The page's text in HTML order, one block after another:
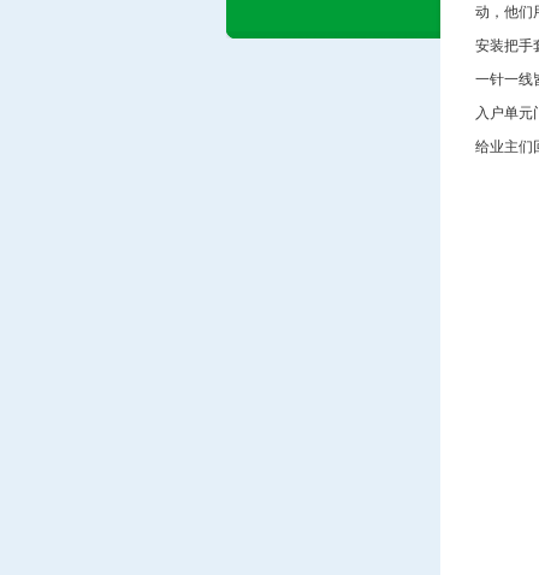
动，他们
安装把手
一针一线
入户单元
给业主们